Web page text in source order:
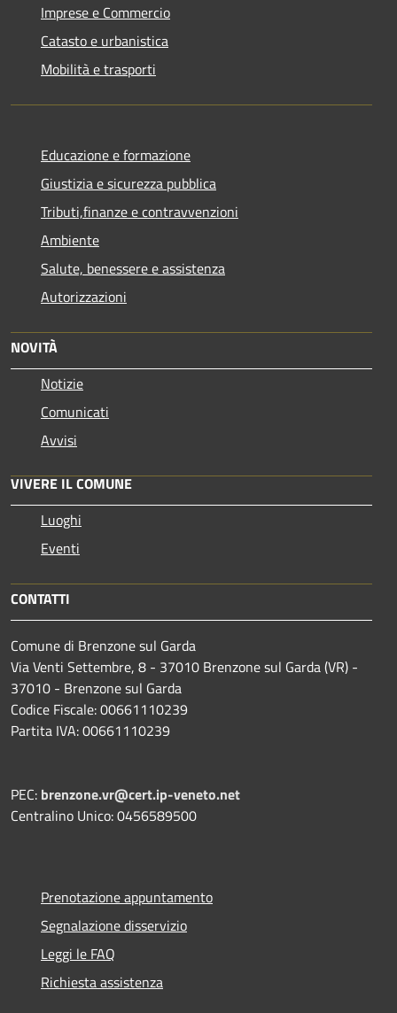
Imprese e Commercio
Catasto e urbanistica
Mobilità e trasporti
Educazione e formazione
Giustizia e sicurezza pubblica
Tributi,finanze e contravvenzioni
Ambiente
Salute, benessere e assistenza
Autorizzazioni
NOVITÀ
Notizie
Comunicati
Avvisi
VIVERE IL COMUNE
Luoghi
Eventi
CONTATTI
Comune di Brenzone sul Garda
Via Venti Settembre, 8 - 37010 Brenzone sul Garda (VR) -
37010 - Brenzone sul Garda
Codice Fiscale: 00661110239
Partita IVA: 00661110239
PEC: brenzone.vr@cert.ip-veneto.net
Centralino Unico: 0456589500
Prenotazione appuntamento
Segnalazione disservizio
Leggi le FAQ
Richiesta assistenza